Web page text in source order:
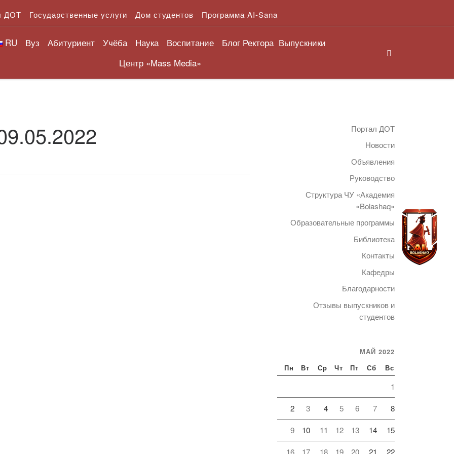
ДОТ Государственные услуги Дом студентов Программа AI-Sana
RU Вуз Абитуриент Учёба Наука Воспитание Блог Ректора Выпускники
Центр «Mass Media»
Портал ДОТ
Новости
Объявления
Руководство
Структура ЧУ «Академия
«Bolashaq»
Образовательные программы
Библиотека
Контакты
Кафедры
Благодарности
Отзывы выпускников и
студентов
МАЙ 2022
Пн Вт Ср Чт Пт Сб Вс
1
2 3 4 5 6 7 8
9 10 11 12 13 14 15
16 17 18 19 20 21 22